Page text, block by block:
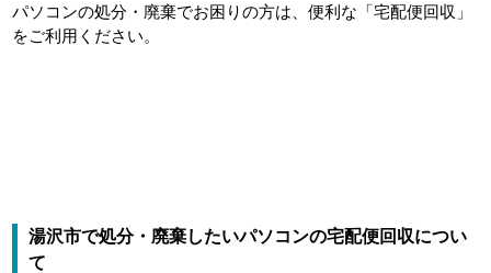
パソコンの処分・廃棄でお困りの方は、便利な「宅配便回収」
をご利用ください。
湯沢市で処分・廃棄したいパソコンの宅配便回収につい
て